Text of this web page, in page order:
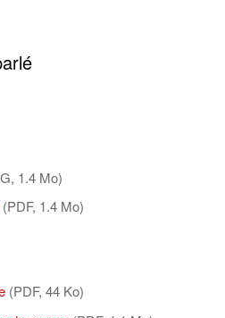
1.4 Mo)
(PDF, 1.4 Mo)
(PDF, 44 Ko)